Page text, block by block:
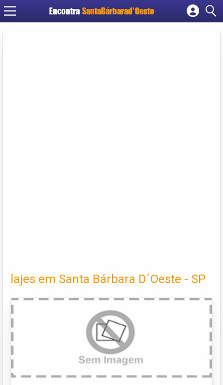
Encontra SantaBárbarad'Oeste
Cadastrar empresa
lajes em Santa Bárbara D´Oeste - SP